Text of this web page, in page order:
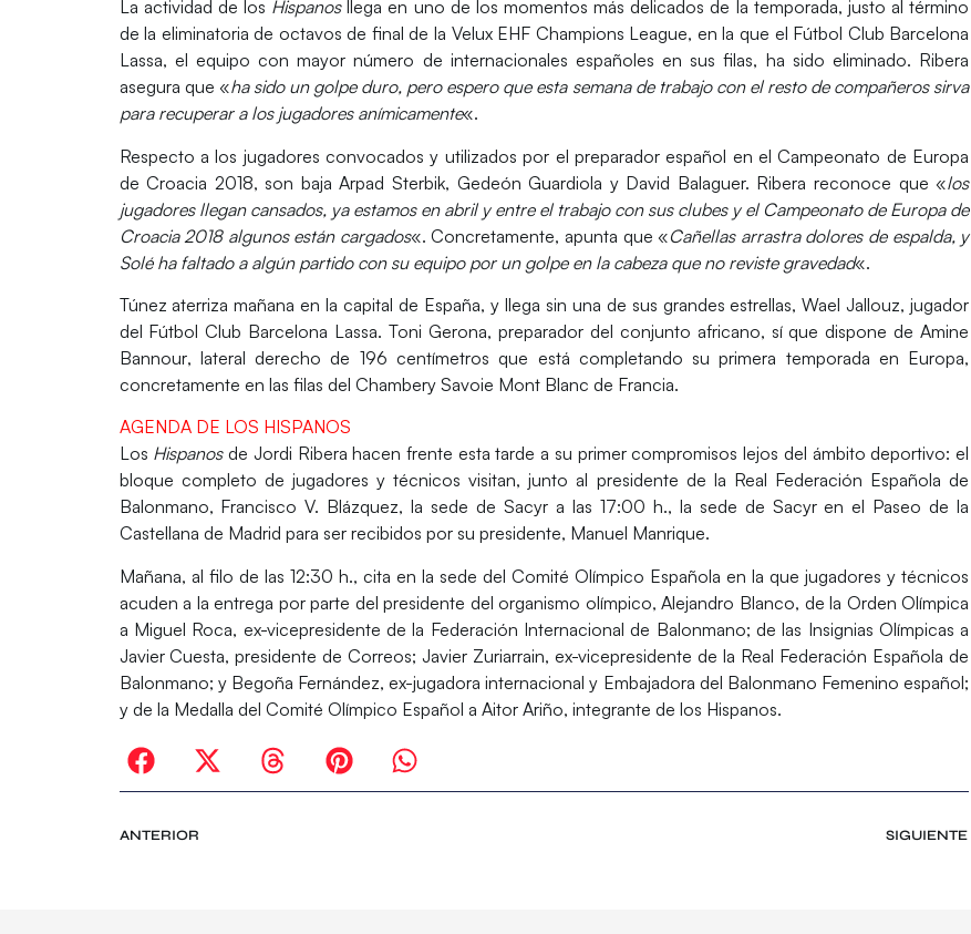
La actividad de los Hispanosllega en uno de los momentos más delicados de la temporada, justo al término
de la eliminatoria de octavos de final de la Velux EHF Champions League, en la que el Fútbol Club Barcelona
Lassa, el equipo con mayor número de internacionales españoles en sus filas, ha sido eliminado. Ribera
asegura que «ha sido un golpe duro, pero espero que esta semana de trabajo con el resto de compañeros sirva
para recuperar a los jugadores anímicamente«.
Respecto a los jugadores convocados y utilizados por el preparador español en el Campeonato de Europa
de Croacia 2018, son baja Arpad Sterbik, Gedeón Guardiola y David Balaguer. Ribera reconoce que «los
jugadores llegan cansados, ya estamos en abril y entre el trabajo con sus clubes y el Campeonato de Europa de
Croacia 2018 algunos están cargados«. Concretamente, apunta que «Cañellas arrastra dolores de espalda, y
Solé ha faltado a algún partido con su equipo por un golpe en la cabeza que no reviste gravedad«.
Túnez aterriza mañana en la capital de España, y llega sin una de sus grandes estrellas,Wael Jallouz, jugador
del Fútbol Club Barcelona Lassa. Toni Gerona, preparador del conjunto africano, sí que dispone deAmine
Bannour, lateral derecho de 196 centímetros que está completando su primera temporada en Europa,
concretamente en las filas del Chambery Savoie Mont Blanc de Francia.
AGENDA DE LOS HISPANOS
Los Hispanosde Jordi Ribera hacen frente esta tarde a su primer compromisos lejos del ámbito deportivo: el
bloque completo de jugadores y técnicos visitan, junto al presidente de la Real Federación Española de
Balonmano, Francisco V. Blázquez, la sede de Sacyr a las 17:00 h., la sede de Sacyren el Paseo de la
Castellana de Madrid para ser recibidos por su presidente, Manuel Manrique.
Mañana, al filo de las 12:30 h., cita en la sede del Comité Olímpico Española en la que jugadores y técnicos
acuden a la entrega por parte del presidente del organismo olímpico, Alejandro Blanco, de la Orden Olímpica
a Miguel Roca, ex-vicepresidente de la Federación Internacional de Balonmano; de las Insignias Olímpicas a
Javier Cuesta, presidente de Correos; Javier Zuriarrain, ex-vicepresidente de la Real Federación Española de
Balonmano; y Begoña Fernández, ex-jugadora internacional y Embajadora del Balonmano Femenino español;
y de la Medalla del Comité Olímpico Español a Aitor Ariño, integrante de los Hispanos.
ANTERIOR SIGUIENTE